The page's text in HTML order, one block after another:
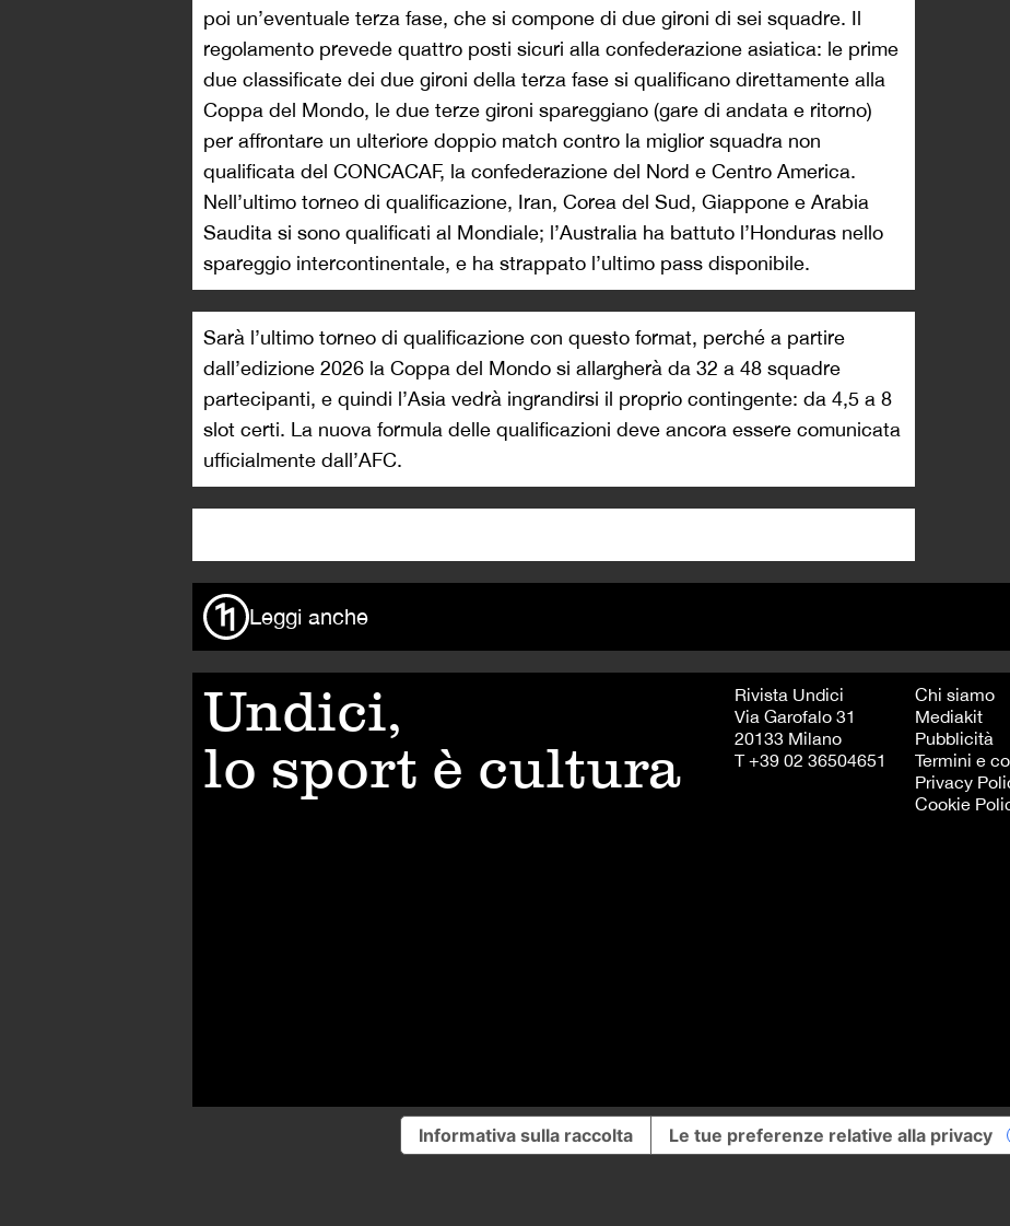
poi un’eventuale terza fase, che si compone di due gironi di sei squadre. Il
regolamento prevede quattro posti sicuri alla confederazione asiatica: le prime
due classificate dei due gironi della terza fase si qualificano direttamente alla
Coppa del Mondo, le due terze gironi spareggiano (gare di andata e ritorno)
per affrontare un ulteriore doppio match contro la miglior squadra non
qualificata del CONCACAF, la confederazione del Nord e Centro America.
Nell’ultimo torneo di qualificazione, Iran, Corea del Sud, Giappone e Arabia
Saudita si sono qualificati al Mondiale; l’Australia ha battuto l’Honduras nello
spareggio intercontinentale, e ha strappato l’ultimo pass disponibile.
Sarà l’ultimo torneo di qualificazione con questo format, perché a partire
dall’edizione 2026 la Coppa del Mondo si allargherà da 32 a 48 squadre
partecipanti, e quindi l’Asia vedrà ingrandirsi il proprio contingente: da 4,5 a 8
slot certi. La nuova formula delle qualificazioni deve ancora essere comunicata
ufficialmente dall’AFC.
Leggi anche
Undici,
lo sport è cultura
Rivista Undici
Via Garofalo 31
20133 Milano
T +39 02 36504651
Chi siamo
Mediakit
Pubblicità
Termini e
Privacy
Cookie
Informativa sulla raccolta Le tue preferenze relative alla privacy